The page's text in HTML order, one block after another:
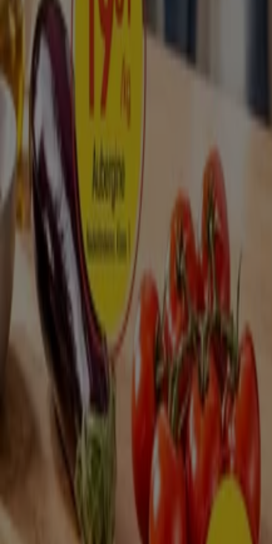
Går ut imorgon Kalmar
EKO
Aktuella deals och erbjudanden
Utgår den 19/8 Kalmar
Utvalda erbjudanden
mattor parasoll skor gardiner
fisk och
potatis
Tiendeo i din stad
Malmö Uppsala
Örebro
Umeå
Karlstad
Sundsvall
Visa fler städer
Vilka erbjudanden kan jag hitta i